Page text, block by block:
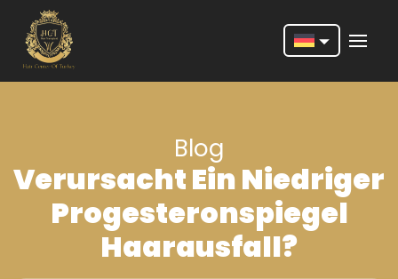
Deutsch
Português
Español
Blog
Verursacht Ein Niedriger
Progesteronspiegel
Haarausfall?